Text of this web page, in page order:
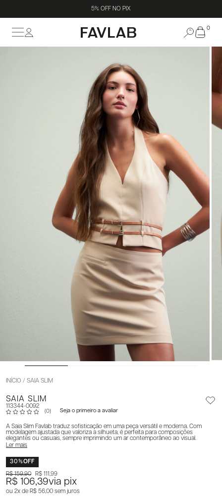
10X SEM JUROS
0
INÍCIO SAIA SLIM
SAIA SLIM
113344-0092
(0) Seja o primeiro a avaliar
A Saia Slim Favlab traduz sofisticação em uma peça versátil e moderna. Com
modelagem ajustada que valoriza a silhueta, é perfeita para composições
elegantes ou casuais, sempre imprimindo um ar contemporâneo ao visual.
Ler mais
30%OFF
R$ 106,39via pix
R$ 159,90 R$ 111,99
2x R$ 56,00 sem juros